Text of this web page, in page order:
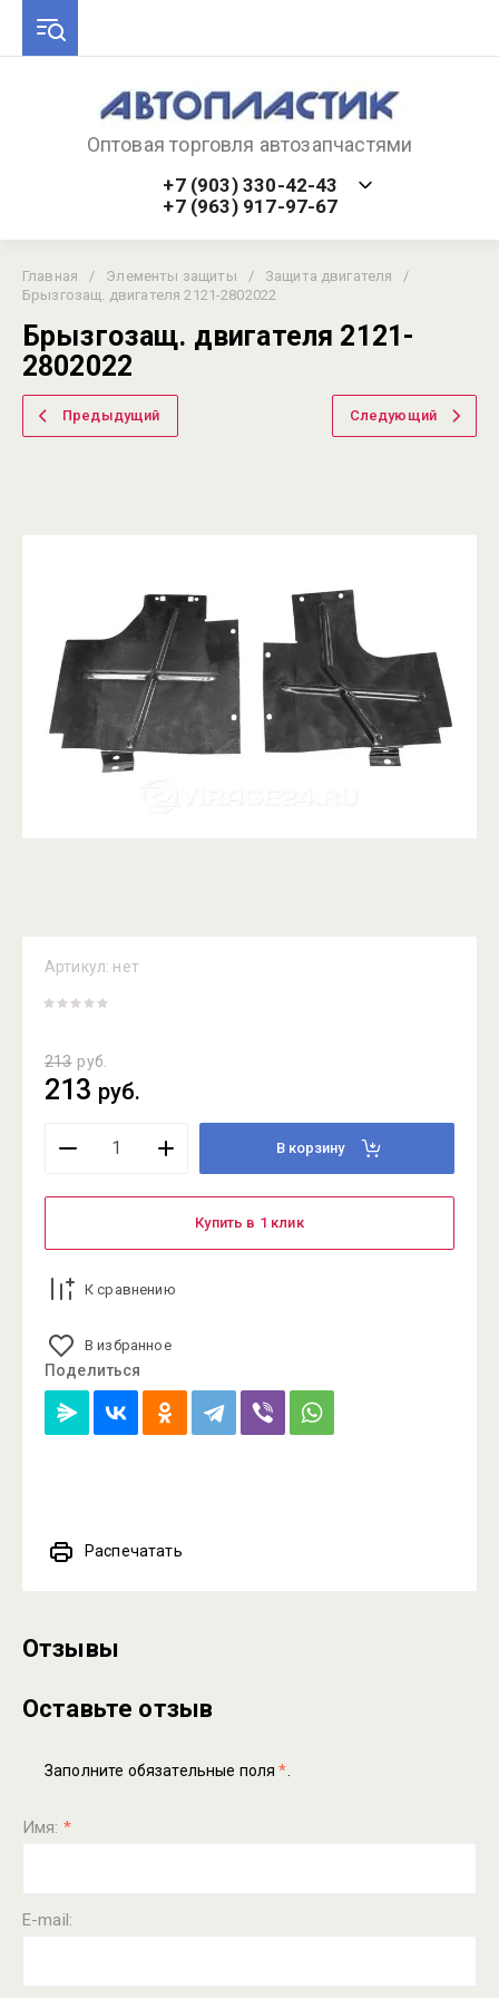
Оптовая торговля автозапчастями
+7 (903) 330-42-43
+7 (963) 917-97-67
Главная / Элементы защиты / Защита двигателя
/
Брызгозащ. двигателя 2121-2802022
Брызгозащ. двигателя 2121-
2802022
Предыдущий Следующий
Артикул: нет
213 руб.
213 руб.
В корзину
Купить в 1 клик
К сравнению
В избранное
Поделиться
Распечатать
Отзывы
Оставьте отзыв
Заполните обязательные поля*
Имя: *
E-mail: